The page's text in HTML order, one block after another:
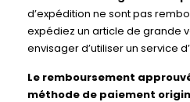
d’expédition ne sont pas
expédiez un article de grande
envisager d’utiliser un service
Le remboursement
méthode de paiement